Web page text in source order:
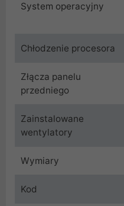
System operacyjny
Chłodzenie procesora
Złącza panelu
przedniego
Zainstalowane
wentylatory
Wymiary
Kod